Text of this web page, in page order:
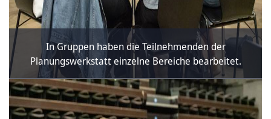
In Gruppen haben die Teilnehmenden der
Planungswerkstatt einzelne Bereiche bearbeitet.